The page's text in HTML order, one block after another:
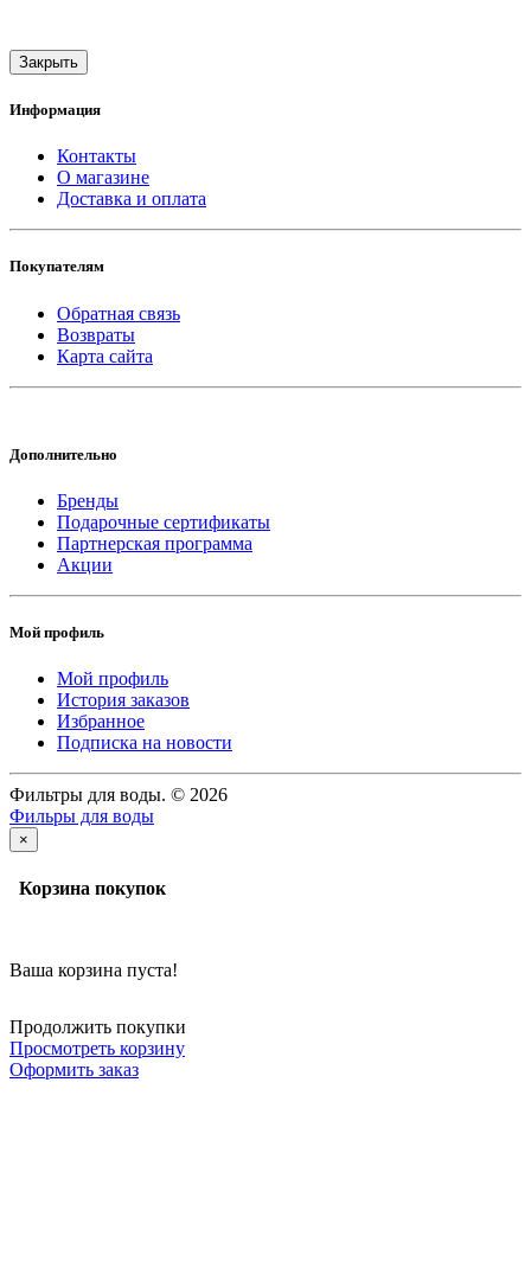
Закрыть
Информация
Контакты
О магазине
Доставка и оплата
Покупателям
Обратная связь
Возвраты
Карта сайта
Дополнительно
Бренды
Подарочные сертификаты
Партнерская программа
Акции
Мой профиль
Мой профиль
История заказов
Избранное
Подписка на новости
Фильтры для воды. © 2026
Фильры для воды
×
Корзина покупок
Ваша корзина пуста!
Продолжить покупки
Просмотреть корзину
Оформить заказ